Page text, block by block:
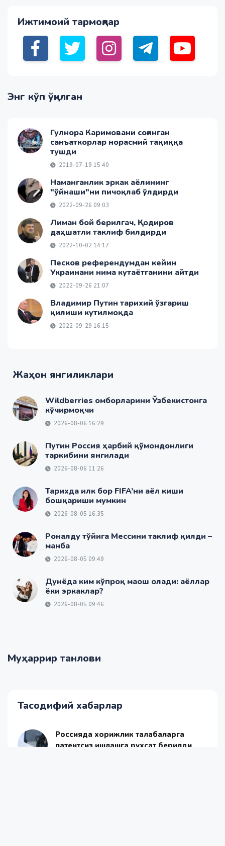
Ижтимоий тармоқлар
Энг кўп ўқилган
Гулнора Каримовани соғинган
санъаткорлар норасмий тақиққа
тушди
2019-07-19 15:40
Наманганлик эркак аёлининг
"ўйнаши"ни пичоқлаб ўлдирди
2022-09-26 09:03
Лиман бой берилгач, Қодиров
даҳшатли таклиф билдирди
2022-10-02 14:17
Песков референдумдан кейин
Украинани нима кутаётганини айтди
2022-09-26 21:07
Владимир Путин тарихий ўзгариш
қилиши кутилмоқда
2022-09-29 16:15
Жаҳон янгиликлари
Wildberries омборларини Ўзбекистонга
кўчирмоқчи
2026-08-06 16:29
Путин Россия ҳарбий қўмондонлиги
таркибини янгилади
2026-08-06 11:26
Тарихда илк бор FIFA’ни аёл киши
бошқариши мумкин
2026-08-05 16:35
Роналду тўйига Мессини таклиф қилди –
манба
2026-08-05 09:49
Дунёда ким кўпроқ маош олади: аёллар
ёки эркаклар?
2026-08-05 09:46
Муҳаррир танлови
Тасодифий хабарлар
Россияда хорижлик талабаларга
патентсиз ишлашга рухсат берилди